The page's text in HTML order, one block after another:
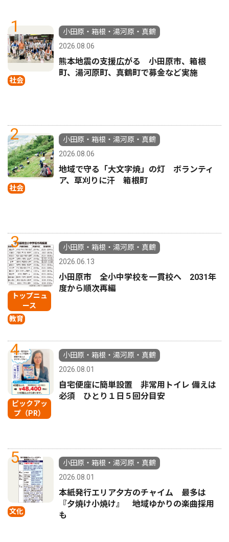
1
社会
小田原・箱根・湯河原・真鶴
2026.08.06
熊本地震の支援広がる 小田原市、箱根
町、湯河原町、真鶴町で募金など実施
2
社会
小田原・箱根・湯河原・真鶴
2026.08.06
地域で守る「大文字焼」の灯 ボランティ
ア、草刈りに汗 箱根町
3
トップニュ
ース
教育
小田原・箱根・湯河原・真鶴
2026.06.13
小田原市 全小中学校を一貫校へ 2031年
度から順次再編
4
ピックアッ
プ（PR）
小田原・箱根・湯河原・真鶴
2026.08.01
自宅便座に簡単設置 非常用トイレ 備えは
必須 ひとり１日５回分目安
5
文化
小田原・箱根・湯河原・真鶴
2026.08.01
本紙発行エリア夕方のチャイム 最多は
『夕焼け小焼け』 地域ゆかりの楽曲採用
も